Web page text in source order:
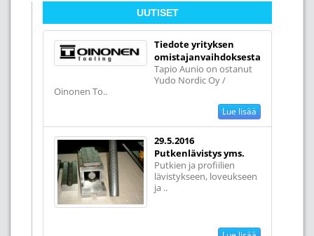
UUTISET
Tiedote yrityksen
omistajanvaihdoksesta
Tapio Aunio on ostanut
Yudo Nordic Oy /
Oinonen To..
Lue lisää
29.5.2016
Putkenlävistys yms.
Putkien ja profiilien
lävistykseen, loveukseen
ja ..